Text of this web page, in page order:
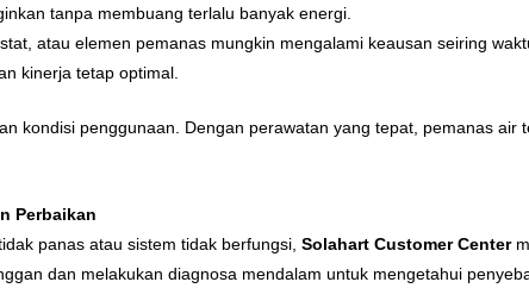
tanpa membuang terlalu banyak energi.
atau elemen pemanas mungkin mengalami keausan seiring
kinerja tetap optimal.
kondisi penggunaan. Dengan perawatan yang tepat, pemanas air
Perbaikan
panas atau sistem tidak berfungsi,Solahart Customer Center
dan melakukan diagnosa mendalam untuk mengetahui